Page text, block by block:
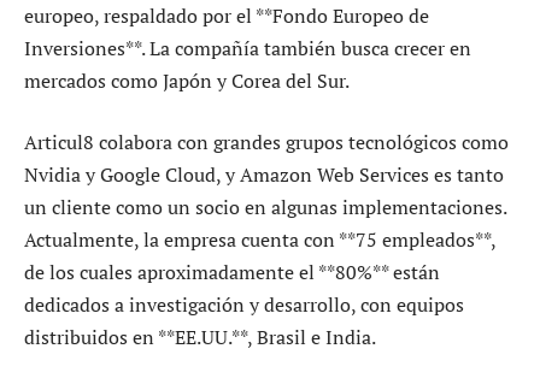
europeo, respaldado por el **Fondo Europeo de
Inversiones**. La compañía también busca crecer en
mercados como Japón y Corea del Sur.
Articul8 colabora con grandes grupos tecnológicos como
Nvidia y Google Cloud, y Amazon Web Services es tanto
un cliente como un socio en algunas implementaciones.
Actualmente, la empresa cuenta con **75 empleados**,
de los cuales aproximadamente el **80%** están
dedicados a investigación y desarrollo, con equipos
distribuidos en **EE.UU.**, Brasil e India.